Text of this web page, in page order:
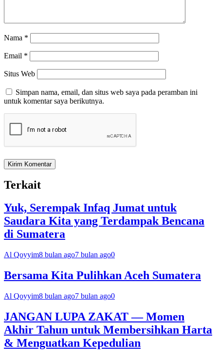
Nama *
Email *
Situs Web
Simpan nama, email, dan situs web saya pada peramban ini
untuk komentar saya berikutnya.
Terkait
Yuk, Serempak Infaq Jumat untuk
Saudara Kita yang Terdampak Bencana
di Sumatera
Al Qoyyim8 bulan ago7 bulan ago0
Bersama Kita Pulihkan Aceh Sumatera
Al Qoyyim8 bulan ago7 bulan ago0
JANGAN LUPA ZAKAT — Momen
Akhir Tahun untuk Membersihkan Harta
& Menguatkan Kepedulian